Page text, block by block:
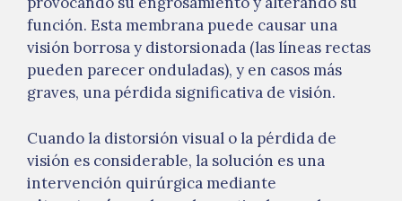
función. Esta membrana puede causar una
visión borrosa y distorsionada (las líneas rectas
pueden parecer onduladas), y en casos más
graves, una pérdida significativa de visión.
Cuando la distorsión visual o la pérdida de
visión es considerable, la solución es una
intervención quirúrgica mediante